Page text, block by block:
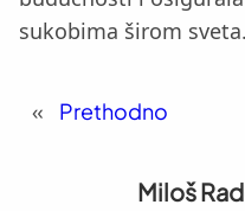
sukobima širom sveta.
« Prethodno
Miloš